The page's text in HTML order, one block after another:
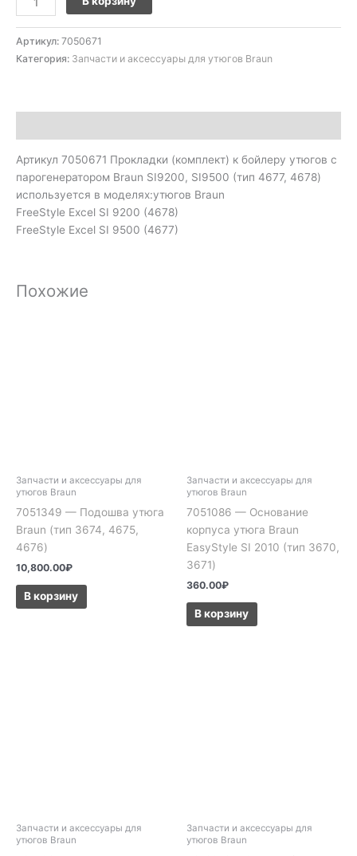
Артикул: 7050671
Категория: Запчасти и аксессуары для утюгов Braun
Артикул 7050671 Прокладки (комплект) к бойлеру утюгов с
парогенератором Braun SI9200, SI9500 (тип 4677, 4678)
используется в моделях:утюгов Braun
FreeStyle Excel SI 9200 (4678)
FreeStyle Excel SI 9500 (4677)
Похожие
Запчасти и аксессуары для
утюгов Braun
7051349 — Подошва утюга
Braun (тип 3674, 4675,
4676)
10,800.00₽
В корзину
Запчасти и аксессуары для
утюгов Braun
7051086 — Основание
корпуса утюга Braun
EasyStyle SI 2010 (тип 3670,
3671)
360.00₽
В корзину
Запчасти и аксессуары для
утюгов Braun
Запчасти и аксессуары для
утюгов Braun